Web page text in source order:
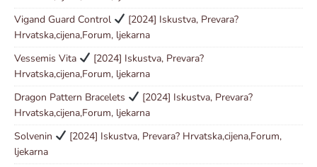
Vigand Guard Control
[2024] Iskustva, Prevara?
Hrvatska,cijena,Forum, ljekarna
Vessemis Vita
[2024] Iskustva, Prevara?
Hrvatska,cijena,Forum, ljekarna
Dragon Pattern Bracelets
[2024] Iskustva, Prevara?
Hrvatska,cijena,Forum, ljekarna
Solvenin
[2024] Iskustva, Prevara? Hrvatska,cijena,Forum,
ljekarna